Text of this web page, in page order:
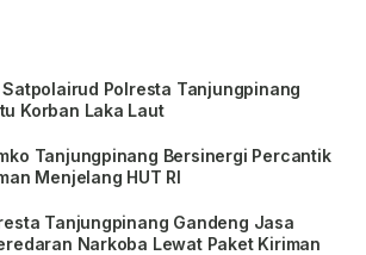
Polresta Tanjungpinang
Korban Laka Laut
Tanjungpinang Bersinergi Percantik
Menjelang HUT RI
Tanjungpinang Gandeng Jasa
Narkoba Lewat Paket Kiriman